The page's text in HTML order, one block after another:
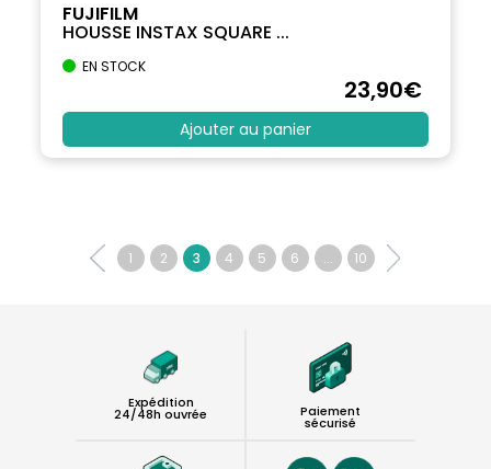
FUJIFILM
HOUSSE INSTAX SQUARE ...
EN STOCK
23,90€
Ajouter au panier
1 2 3 4 5 6 ... 10
Expédition
24/48h ouvrée Paiement
sécurisé